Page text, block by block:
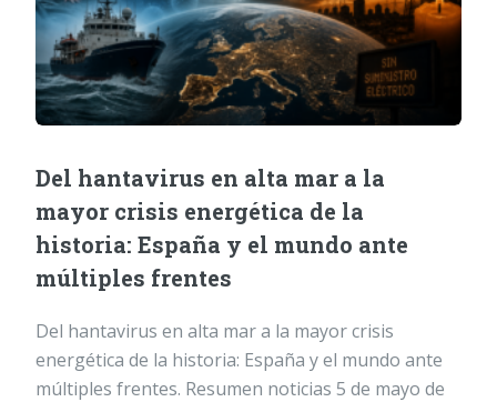
Del hantavirus en alta mar a la
mayor crisis energética de la
historia: España y el mundo ante
múltiples frentes
Del hantavirus en alta mar a la mayor crisis
energética de la historia: España y el mundo ante
múltiples frentes. Resumen noticias 5 de mayo de